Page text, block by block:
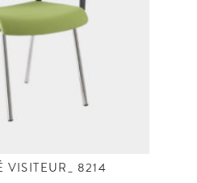
VISITEUR_ 8214